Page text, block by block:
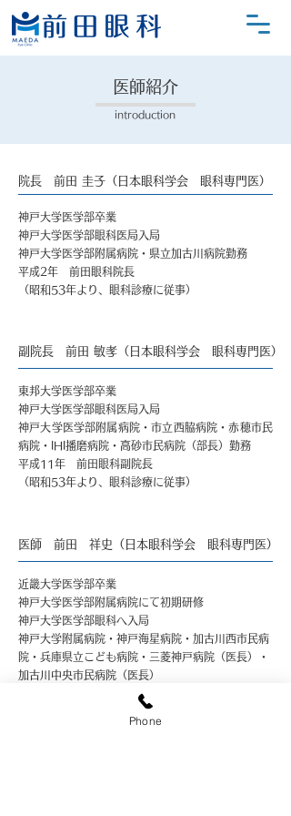
医師紹介
introduction
​院長 前田 圭子（日本眼科学会 眼科専門医）
神戸大学医学部卒業
神戸大学医学部眼科医局入局
神戸大学医学部附属病院・県立加古川病院勤務
平成2年 前田眼科院長
（昭和53年より、眼科診療に従事）
​副院長 前田 敏孝（日本眼科学会 眼科専門医）
東邦大学医学部卒業
神戸大学医学部眼科医局入局
神戸大学医学部附属病院・市立西脇病院・赤穂市民
病院・IHI播磨病院・高砂市民病院（部長）勤務
平成11年 前田眼科副院長
（昭和53年より、眼科診療に従事）
​医師 前田 祥史（日本眼科学会 眼科専門医）
近畿大学医学部卒業
神戸大学医学部附属病院にて初期研修
神戸大学医学部眼科へ入局
神戸大学附属病院・神戸海星病院・加古川西市民病
院・兵庫県立こども病院・三菱神戸病院（医長）・
加古川中央市民病院（医長）
加古川中央市民病院 非常勤医師 兼任
（平成23年より、眼科診療に従事）
Phone